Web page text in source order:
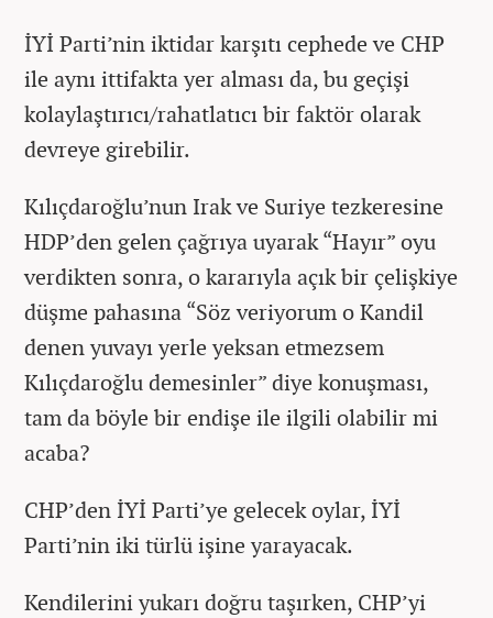
İYİ Parti’nin iktidar karşıtı cephede ve CHP
ile aynı ittifakta yer alması da, bu geçişi
kolaylaştırıcı/rahatlatıcı bir faktör olarak
devreye girebilir.
Kılıçdaroğlu’nun Irak ve Suriye tezkeresine
HDP’den gelen çağrıya uyarak “Hayır” oyu
verdikten sonra, o kararıyla açık bir çelişkiye
düşme pahasına “Söz veriyorum o Kandil
denen yuvayı yerle yeksan etmezsem
Kılıçdaroğlu demesinler” diye konuşması,
tam da böyle bir endişe ile ilgili olabilir mi
acaba?
CHP’den İYİ Parti’ye gelecek oylar, İYİ
Parti’nin iki türlü işine yarayacak.
Kendilerini yukarı doğru taşırken, CHP’yi